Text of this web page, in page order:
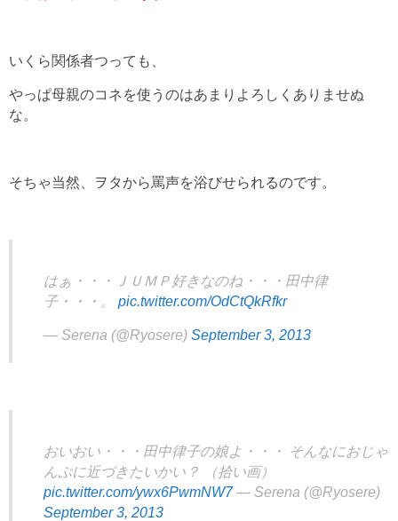
いくら関係者つっても、
やっぱ母親のコネを使うのはあまりよろしくありませぬ
な。
そちゃ当然、ヲタから罵声を浴びせられるのです。
はぁ・・・ＪＵＭＰ好きなのね・・・田中律
子・・・。 pic.twitter.com/OdCtQkRfkr
— Serena (@Ryosere) September 3, 2013
おいおい・・・田中律子の娘よ・・・ そんなにおじゃ
んぷに近づきたいかい？ （拾い画）
pic.twitter.com/ywx6PwmNW7— Serena (@Ryosere)
September 3, 2013